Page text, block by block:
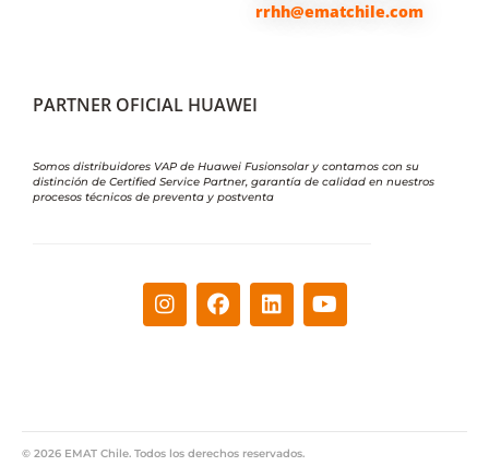
rrhh@ematchile.com
PARTNER OFICIAL HUAWEI
Somos distribuidores VAP de Huawei Fusionsolar y contamos con su
distinción de Certified Service Partner, garantía de calidad en nuestros
procesos técnicos de preventa y postventa
© 2026 EMAT Chile. Todos los derechos reservados.